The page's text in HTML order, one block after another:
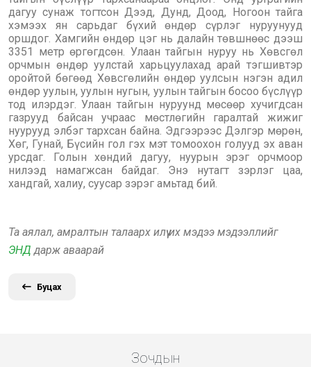
дагуу сунаж тогтсон Дээд, Дунд, Доод, Ногоон тайга
хэмээх ян сарьдаг бүхий өндөр сүрлэг нуруунууд
оршдог. Хамгийн өндөр цэг нь далайн төвшнөөс дээш
3351 метр өргөгдсөн. Улаан тайгын нуруу нь Хөвсгөл
орчмын өндөр уулстай харьцуулахад арай тэгшивтэр
оройтой бөгөөд Хөвсгөлийн өндөр уулсын нэгэн адил
өндөр уулын, уулын нугын, уулын тайгын босоо бүслүүр
тод илэрдэг. Улаан тайгын нуруунд мөсөөр хучигдсан
газрууд байсан учраас мөстлөгийн гаралтай жижиг
нуурууд элбэг тархсан байна. Эдгээрээс Дэлгэр мөрөн,
Хөг, Гунай, Бүсийн гол гэх мэт томоохон голууд эх аван
урсдаг. Голын хөндий дагуу, нуурын эрэг орчмоор
нилээд намагжсан байдаг. Энэ нутагт зэрлэг цаа,
хандгай, халиу, суусар зэрэг амьтад бий.
Та аялал, амралтын талаарх илүү их мэдээ мэдээллийг
ЭНД дарж аваарай
Буцах
Зочдын